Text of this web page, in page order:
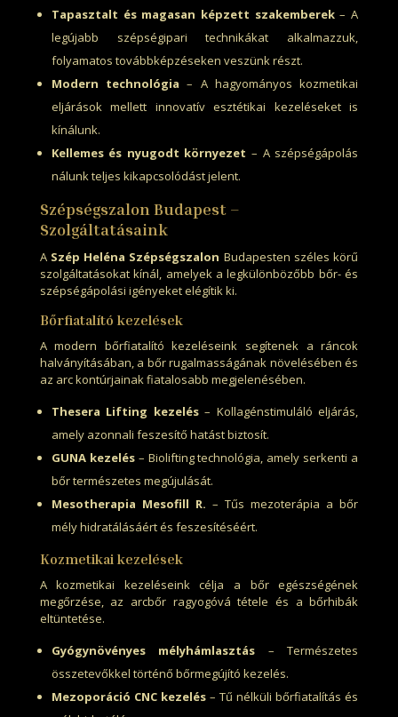
Tapasztalt és magasan képzett szakemberek– A
legújabb szépségipari technikákat alkalmazzuk,
folyamatos továbbképzéseken veszünk részt.
Modern technológia – A hagyományos kozmetikai
eljárások mellett innovatív esztétikai kezeléseket is
kínálunk.
Kellemes és nyugodt környezet – A szépségápolás
nálunk teljes kikapcsolódást jelent.
Szépségszalon Budapest –
Szolgáltatásaink
A Szép Heléna Szépségszalon Budapesten széles körű
szolgáltatásokat kínál, amelyek a legkülönbözőbb bőr- és
szépségápolási igényeket elégítik ki.
Bőrfiatalító kezelések
A modern bőrfiatalító kezeléseink segítenek a ráncok
halványításában, a bőr rugalmasságának növelésében és
az arc kontúrjainak fiatalosabb megjelenésében.
Thesera Lifting kezelés– Kollagénstimuláló eljárás,
amely azonnali feszesítő hatást biztosít.
GUNA kezelés– Biolifting technológia, amely serkenti a
bőr természetes megújulását.
Mesotherapia Mesofill R. – Tűs mezoterápia a bőr
mély hidratálásáért és feszesítéséért.
Kozmetikai kezelések
A kozmetikai kezeléseink célja a bőr egészségének
megőrzése, az arcbőr ragyogóvá tétele és a bőrhibák
eltüntetése.
Gyógynövényes mélyhámlasztás – Természetes
összetevőkkel történő bőrmegújító kezelés.
Mezoporáció CNC kezelés– Tű nélküli bőrfiatalítás és